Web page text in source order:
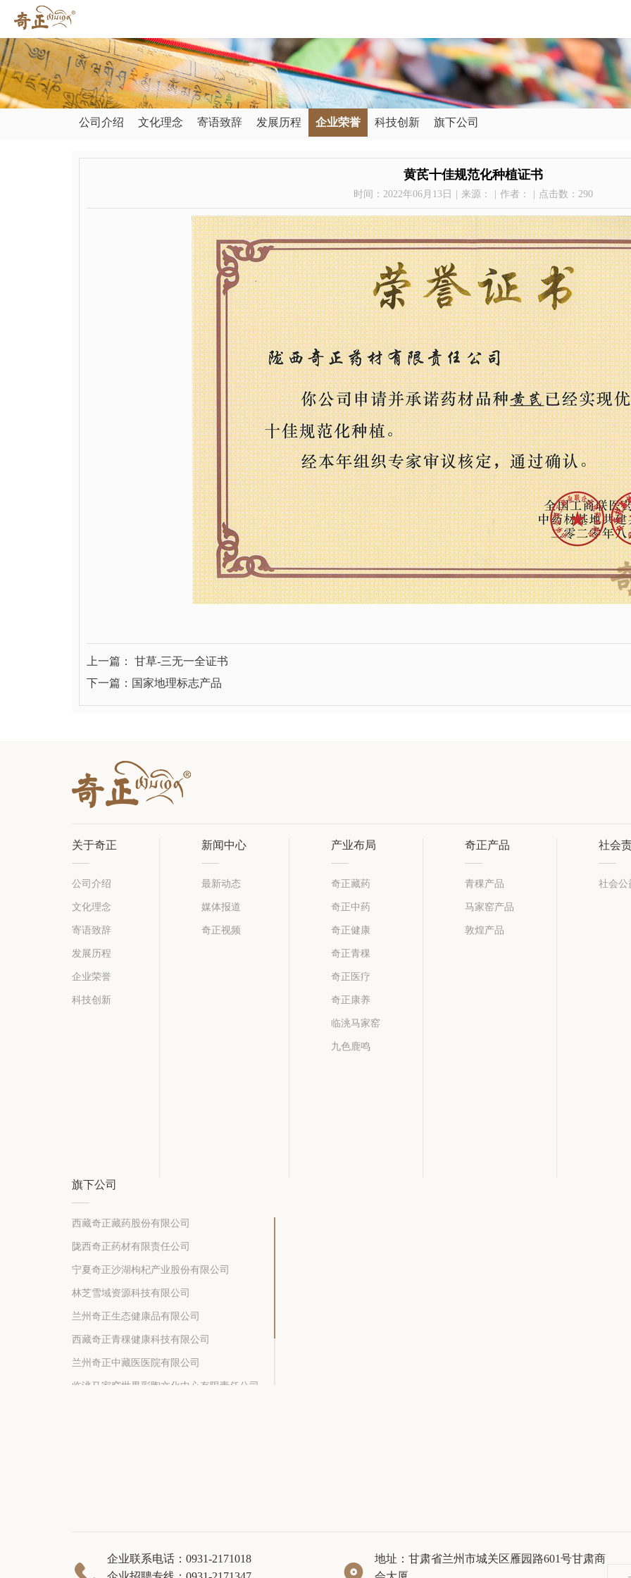
公司介绍 文化理念 寄语致辞 发展历程 企业荣誉 科技创新 旗下公司
黄芪十佳规范化种植证书
时间：2022年06月13日 来源： 作者： 点击数： 290
上一篇： 甘草-三无一全证书
下一篇：国家地理标志产品
关于奇正
公司介绍
文化理念
寄语致辞
发展历程
企业荣誉
科技创新
新闻中心
最新动态
媒体报道
奇正视频
产业布局
奇正藏药
奇正中药
奇正健康
奇正青稞
奇正医疗
奇正康养
临洮马家窑
九色鹿鸣
奇正产品
青稞产品
马家窑产品
敦煌产品
社会
社会公
旗下公司
西藏奇正藏药股份有限公司
陇西奇正药材有限责任公司
宁夏奇正沙湖枸杞产业股份有限公司
林芝雪域资源科技有限公司
兰州奇正生态健康品有限公司
西藏奇正青稞健康科技有限公司
兰州奇正中藏医医院有限公司
临洮马家窑世界彩陶文化中心有限责任公司
企业联系电话：0931-2171018
地址：甘肃省兰州市城关区雁园路601号甘肃商